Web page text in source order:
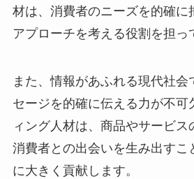
材は、消費者のニーズを的確に
アプローチを考える役割を担っ
また、情報があふれる現代社会
セージを的確に伝える力が不可
ィング人材は、商品やサービス
消費者との出会いを生み出すこ
に大きく貢献します。